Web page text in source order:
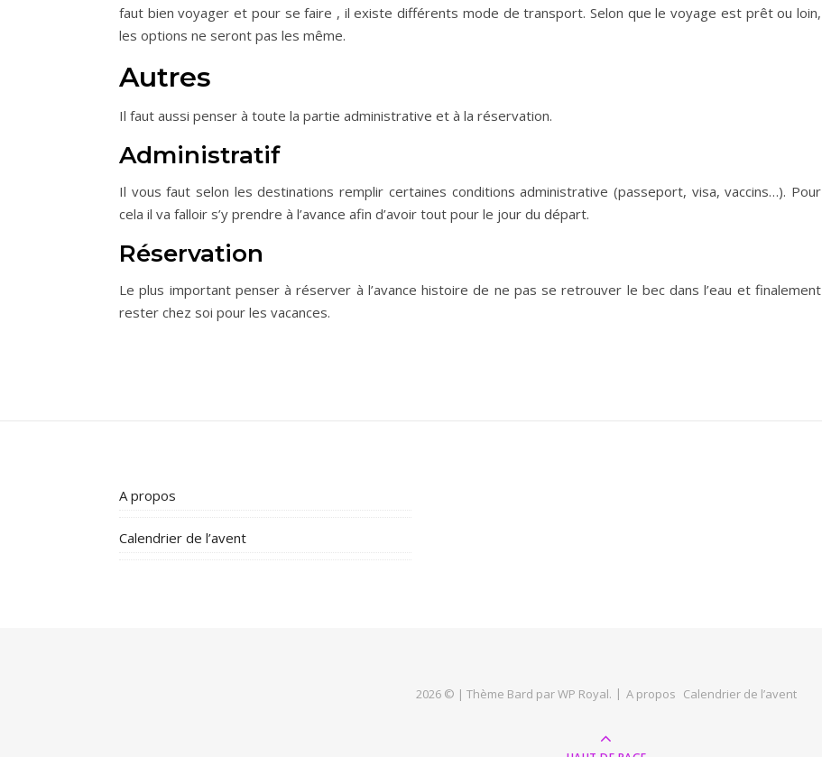
faut bien voyager et pour se faire , il existe différents mode de transport. Selon que le voyage est prêt ou loin,
les options ne seront pas les même.
Autres
Il faut aussi penser à toute la partie administrative et à la réservation.
Administratif
Il vous faut selon les destinations remplir certaines conditions administrative (passeport, visa, vaccins…). Pour
cela il va falloir s’y prendre à l’avance afin d’avoir tout pour le jour du départ.
Réservation
Le plus important penser à réserver à l’avance histoire de ne pas se retrouver le bec dans l’eau et finalement
rester chez soi pour les vacances.
A propos
Calendrier de l’avent
2026 © | Thème Bard parWP Royal. A propos Calendrier de l’avent